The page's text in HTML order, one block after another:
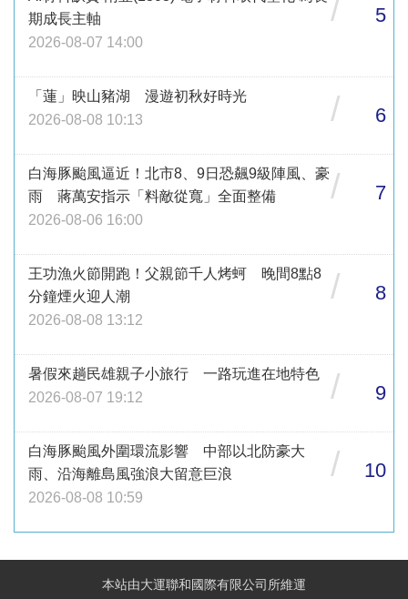
期成長主軸
2026-08-07 14:00
/ 5
「蓮」映山豬湖 漫遊初秋好時光
2026-08-08 10:13
/ 6
白海豚颱風逼近！北市8、9日恐飆9級陣風、豪
雨 蔣萬安指示「料敵從寬」全面整備
2026-08-06 16:00
/ 7
王功漁火節開跑！父親節千人烤蚵 晚間8點8
分鐘煙火迎人潮
2026-08-08 13:12
/ 8
暑假來趟民雄親子小旅行 一路玩進在地特色
2026-08-07 19:12
/ 9
白海豚颱風外圍環流影響 中部以北防豪大
雨、沿海離島風強浪大留意巨浪
2026-08-08 10:59
/ 10
本站由大運聯和國際有限公司所維運